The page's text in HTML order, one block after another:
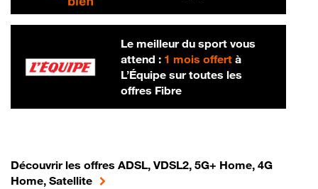
Le meilleur du sport vous
attend : 1 mois offertà
L’Équipe sur toutes les
offres Fibre
Découvrir les offres ADSL, VDSL2, 5G+ Home, 4G
Home, Satellite